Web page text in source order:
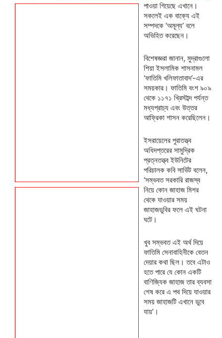
পাওয়া গিয়েছে এখানে।
সকলেই এক বাক্যে এই
সম্পদকে ‘অমূল্য’ বলে
অভিহিত করেছেন।
বিশেষজ্ঞরা জানান, মুদ্রাগুলো
শিয়া ইসলামিক শাসনামল
‘ফাতিমি খলিফাতাবাদ’-এর
সময়কার। ফাতিমি বংশ ৯০৯
থেকে ১১৭১ খ্রিস্টাব্দ পর্যন্ত
মধ্যপ্রাচ্য এবং উত্তর
আফ্রিকা শাসন করেছিলেন।
ইসরায়েলের পুরাতত্ত্ব
অধিদপ্তরের সামুদ্রিক
প্রত্নতত্ত্ব ইউনিটের
পরিচালক কবি সার্ভিট বলেন,
‘সম্ভবত সরকারি রাজস্ব
নিয়ে কোন জাহাজ মিশর
থেকে যাওয়ার সময়
জাহাজডুবির ফলে এই ঘটনা
ঘটে।
খুব সম্ভবত এই অর্থ দিয়ে
ফাতিমি সেনাবাহিনীকে বেতন
দেয়ার কথা ছিল। তবে এটাও
হতে পারে যে কোন একটি
বাণিজ্যিক জাহাজ তার ব্যবসা
শেষ করে এ পথ দিয়ে যাওয়ার
সময় জাহাজটি এখানে ডুবে
যায়’।